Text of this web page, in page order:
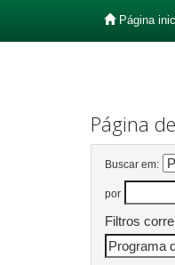
Página
Página
Buscar em:
por
Filtros